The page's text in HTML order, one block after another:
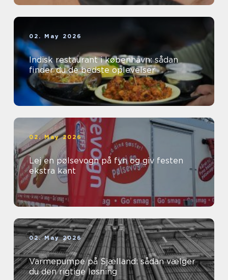
02. May 2026
Indisk restaurant i københavn: sådan
finder du de bedste oplevelser
02. May 2026
Lej en pølsevogn på fyn og giv festen
ekstra kant
02. May 2026
Varmepumpe på Sjælland: sådan vælger
du den rigtige løsning